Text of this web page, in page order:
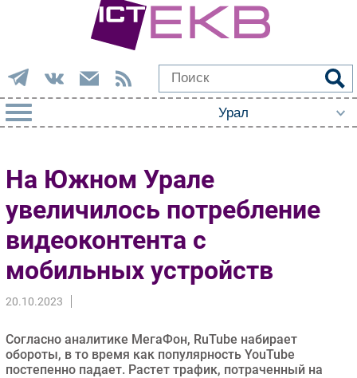
Импорто­замещение
Автоматизация Промышленности
Интернет
Мобильная связь
Фиксированная связь
Интеграция
Маркетинг
Торговые сети
На Южном Урале
увеличилось потребление
видеоконтента с
мобильных устройств
20.10.2023
Согласно аналитике МегаФон, RuTube набирает
обороты, в то время как популярность YouTube
постепенно падает. Растет трафик, потраченный на